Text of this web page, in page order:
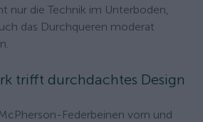
nur die Technik im Unterboden,
das Durchqueren moderat
trifft durchdachtes Design
Federbeinen vorn und